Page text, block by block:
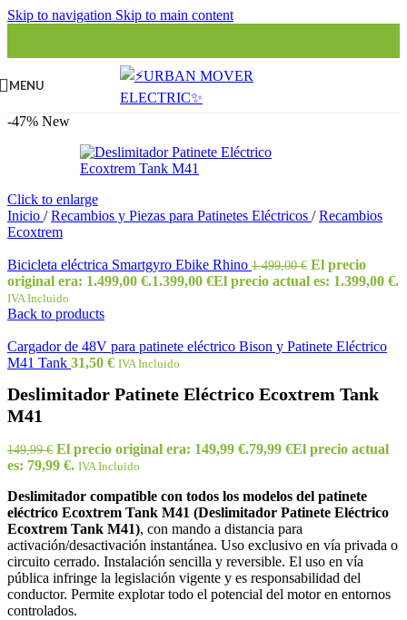
Skip to navigation Skip to main content
MENU
-47% New
Click to enlarge
Inicio / Recambios y Piezas para Patinetes Eléctricos / Recambios
Ecoxtrem
Bicicleta eléctrica Smartgyro Ebike Rhino 1.499,00€ El precio
original era: 1.499,00 €.1.399,00 €El precio actual es: 1.399,00 €.
IVA Incluido
Back to products
Cargador de 48V para patinete eléctrico Bison y Patinete Eléctrico
M41 Tank 31,50 € IVA Incluido
Deslimitador Patinete Eléctrico Ecoxtrem Tank
M41
149,99€ El precio original era: 149,99 €.79,99 €El precio actual
es: 79,99 €. IVA Incluido
Deslimitador compatible con todos los modelos del patinete
eléctrico Ecoxtrem Tank M41 (Deslimitador Patinete Eléctrico
Ecoxtrem Tank M41), con mando a distancia para
activación/desactivación instantánea. Uso exclusivo en vía privada o
circuito cerrado. Instalación sencilla y reversible. El uso en vía
pública infringe la legislación vigente y es responsabilidad del
conductor. Permite explotar todo el potencial del motor en entornos
controlados.